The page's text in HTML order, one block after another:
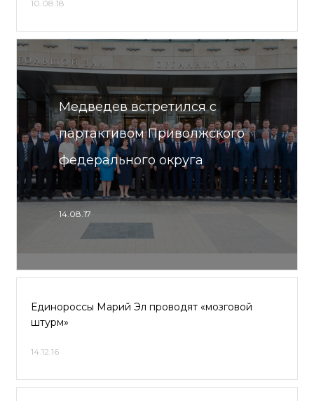
10.08.18
Медведев встретился с
партактивом Приволжского
федерального округа
14.08.17
Единороссы Марий Эл проводят «мозговой
штурм»
14.12.16